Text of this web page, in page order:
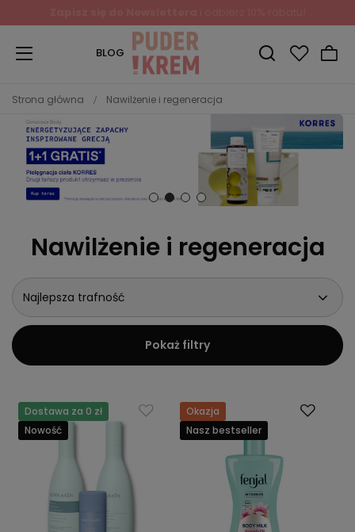
BLOG
Strona główna Nawilżenie i regeneracja
Nawilżenie i regeneracja
Najlepsza trafność
Pokaż filtry
Dostawa za 0 zł
Nowość
Okazja
Nasz bestseller